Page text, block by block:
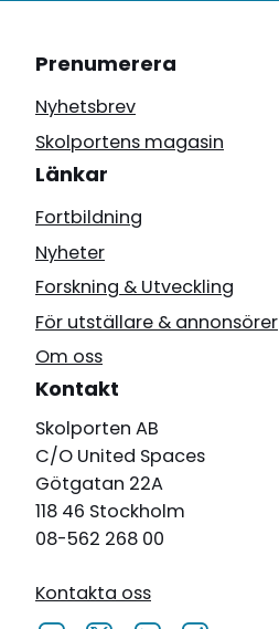
Prenumerera
Nyhetsbrev
Skolportens magasin
Länkar
Fortbildning
Nyheter
Forskning & Utveckling
För utställare & annonsörer
Om oss
Kontakt
Skolporten AB
C/O United Spaces
Götgatan 22A
118 46 Stockholm
08-562 268 00
Kontakta oss